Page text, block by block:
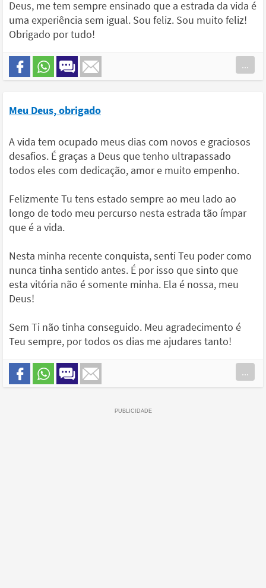
Deus, me tem sempre ensinado que a estrada da vida é
uma experiência sem igual. Sou feliz. Sou muito feliz!
Obrigado por tudo!
...
Meu Deus, obrigado
A vida tem ocupado meus dias com novos e graciosos
desafios. É graças a Deus que tenho ultrapassado
todos eles com dedicação, amor e muito empenho.
Felizmente Tu tens estado sempre ao meu lado ao
longo de todo meu percurso nesta estrada tão ímpar
que é a vida.
Nesta minha recente conquista, senti Teu poder como
nunca tinha sentido antes. É por isso que sinto que
esta vitória não é somente minha. Ela é nossa, meu
Deus!
Sem Ti não tinha conseguido. Meu agradecimento é
Teu sempre, por todos os dias me ajudares tanto!
...